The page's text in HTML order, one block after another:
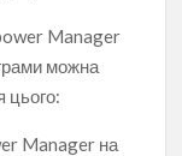
Manager
можна
цього:
Manager на